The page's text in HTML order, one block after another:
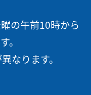
の午前10時から
。
なります。